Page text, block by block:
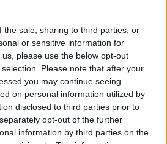
the sale, sharing to third parties, or
or sensitive information for
please use the below opt-out
Please note that after your
you may continue seeing
on personal information utilized by
disclosed to third parties prior to
opt-out of the further
information by third parties on the